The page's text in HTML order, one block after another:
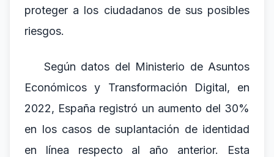
proteger a los ciudadanos de sus posibles
riesgos.
Según datos del Ministerio de Asuntos
Económicos y Transformación Digital, en
2022, España registró un aumento del 30%
en los casos de suplantación de identidad
en línea respecto al año anterior. Esta